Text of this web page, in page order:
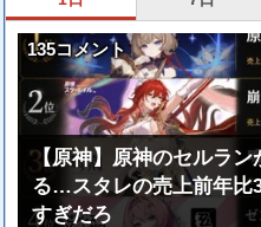
135コメント
【原神】原神のセルラン
る…スタレの売上前年比
すぎだろ